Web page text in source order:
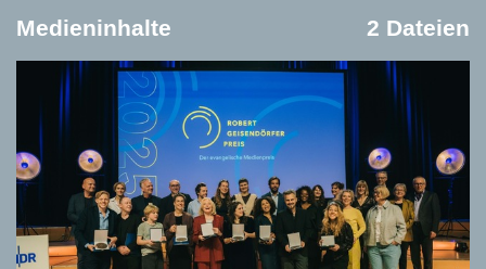
Medieninhalte 2 Dateien